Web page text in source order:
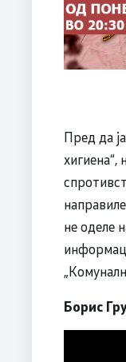
Пред да
не оделе
Борис